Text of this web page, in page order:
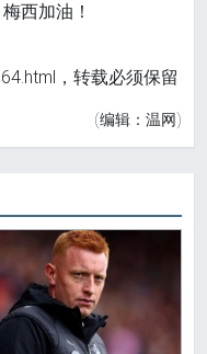
西加油！
，转载必须保留
(编辑：温网)